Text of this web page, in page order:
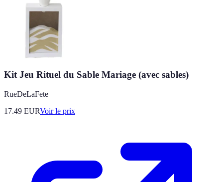
Kit Jeu Rituel du Sable Mariage (avec sables)
RueDeLaFete
17.49 EURVoir le prix